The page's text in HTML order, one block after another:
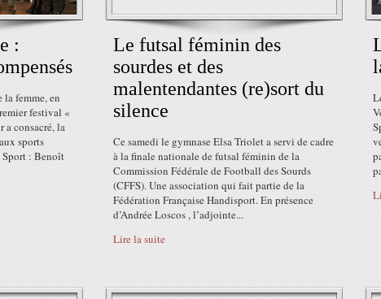
:
femme, en
festival «
a consacré, la
sports
Sport : Benoît
Le futsal féminin des
sourdes et des
malentendantes (re)sort du
silence
Ce samedi le gymnase Elsa Triolet a servi de cadre
à la finale nationale de futsal féminin de la
Commission Fédérale de Football des Sourds
(CFFS). Une association qui fait partie de la
Fédération Française Handisport. En présence
d’Andrée Loscos , l’adjointe...
Lire la suite